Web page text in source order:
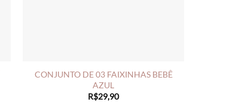
CONJUNTO DE 03 FAIXINHAS BEBÊ
AZUL
R$29,90